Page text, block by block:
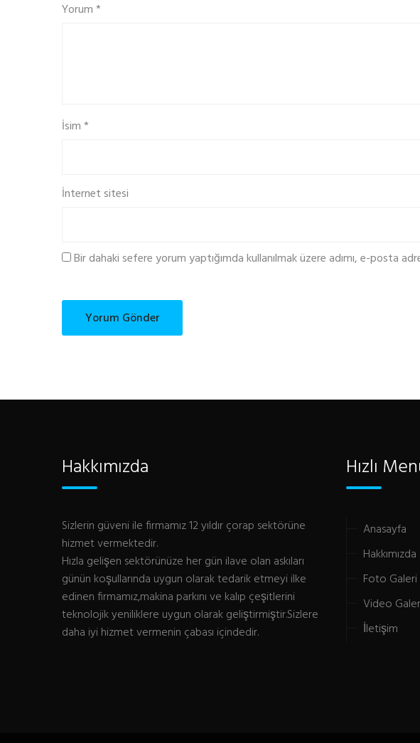
Yorum*
İsim*
İnternet sitesi
Bir dahaki sefere yorum yaptığımda kullanılmak üzere adımı, e-posta
Hakkımızda
Sizlerin güveni ile firmamız 12 yıldır çorap sektörüne
hizmet vermektedir.
Hızla gelişen sektörünüze her gün ilave olan askıları
günün koşullarında uygun olarak tedarik etmeyi ilke
edinen firmamız,makina parkını ve kalıp çeşitlerini
teknolojik yeniliklere uygun olarak geliştirmiştir.Sizlere
daha iyi hizmet vermenin çabası içindedir.
Hızlı
Anasayfa
Hakkımızda
Foto Galeri
Video
İletişim